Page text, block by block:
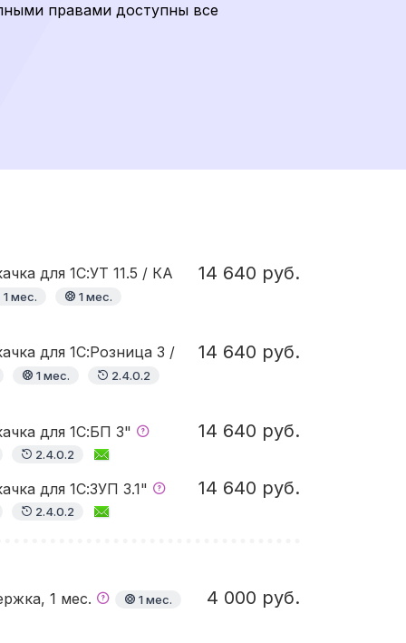
правами доступны все
для 1С:УТ 11.5 / КА
1 мес.
1 мес.
14 640 руб.
для 1С:Розница 3 /
1 мес. 2.4.0.2
14 640 руб.
для 1С:БП 3"
2.4.0.2
14 640 руб.
для 1С:ЗУП 3.1"
2.4.0.2
14 640 руб.
1 мес. 1 мес. 4 000 руб.